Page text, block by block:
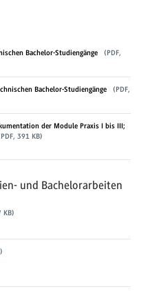
Bachelor-Studiengänge
(PDF,
Bachelor-Studiengänge
(PDF,
der Module Praxis I bis III;
391 KB)
und Bachelorarbeiten
KB)